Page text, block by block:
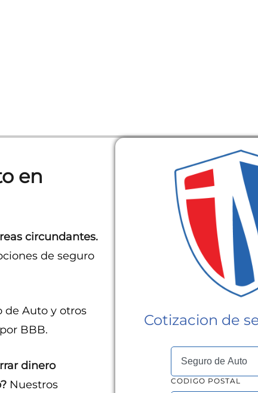
en
circundantes.
de seguro
de Auto y otros
BBB.
dinero
Nuestros
Cotizacion de
SELECCIONAR TIPO
CODIGO POSTAL